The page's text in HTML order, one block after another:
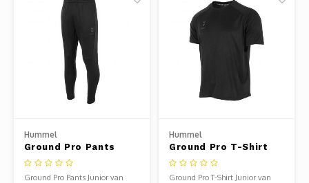
Hummel
Ground Pro Pants
Junior
Ground Pro Pants Junior van
Hummel
Ground Pro T-Shirt
Junior
Ground Pro T-Shirt Junior van